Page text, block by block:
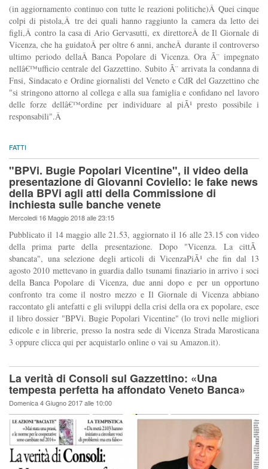
(in aggiornamento continuo con tutte le reazioni politiche)Â Quei cinque
colpi di pistola,Â tre dei quali hanno raggiunto la camera da letto dei
figli,Â contro la casa di Ario Gervasutti, ex direttoreÂ de Il Giornale di
Vicenza, che ha guidatoÂ per oltre 6 anni, ancheÂ durante il controverso
ultimo periodo dellaÂ Banca Popolare di Vicenza. Ora Ã¨ impegnato
nellâ€™ufficio centrale del Gazzettino. Subito Ã¨ arrivata la condanna di
Fnsi, Sindacato e Ordine giornalisti del Veneto e CdR del Gazzettino che
"si stringono attorno al collega e alla sua famiglia e confidano nel lavoro
delle forze dellâ€™ordine per individuare al piÃ¹ presto possibile i
responsabili".Â
FATTI
"BPVi. Bugie Popolari Vicentine", il video della
presentazione di Giovanni Coviello: le fake news
della BPVi agli atti della Commissione di
inchiesta sulle banche venete
Mercoledi 16 Maggio 2018 alle 23:15
Pubblicato il 14 maggio alle 21.53, aggiornato il 16 alle 23.15 con video
della prima parte della presentazione. Dopo "Vicenza. La cittÃ
sbancata", una selezione degli articoli di VicenzaPiÃ¹ che fin dal 13
agosto 2010 mettevano in guardia dallo tsunami finaziario in arrivo i soci
della Banca Popolare di Vicenza, due anni dopo e per un opportuno
confronto tra come il nostro mezzo e Il Giornale di Vicenza abbiano
raccontato gli antefatti e gli sviluppi della crisi della ora ex popolare, esce
il libro dossier "BPVi. Bugie Popolari Vicentine" (lo trovi nelle migliori
edicole e in librerie, presso la nostra sede di Vicenza Strada Marosticana
3 oppure clicca qui per acquistarlo online o vai su Amazon.it).
La verità di Consoli sul Gazzettino: «Una
tempesta perfetta ha affondato Veneto Banca»
Domenica 4 Giugno 2017 alle 10:00